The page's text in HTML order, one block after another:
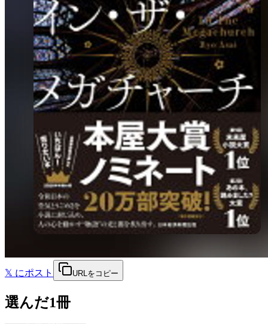
𝕏 にポスト URLをコピー
選んだ1冊